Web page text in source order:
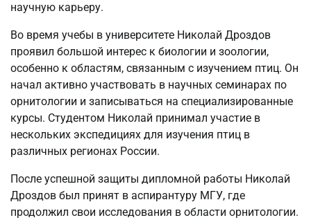
научную карьеру.
Во время учебы в университете Николай Дроздов
проявил большой интерес к биологии и зоологии,
особенно к областям, связанным с изучением птиц. Он
начал активно участвовать в научных семинарах по
орнитологии и записываться на специализированные
курсы. Студентом Николай принимал участие в
нескольких экспедициях для изучения птиц в
различных регионах России.
После успешной защиты дипломной работы Николай
Дроздов был принят в аспирантуру МГУ, где
продолжил свои исследования в области орнитологии.